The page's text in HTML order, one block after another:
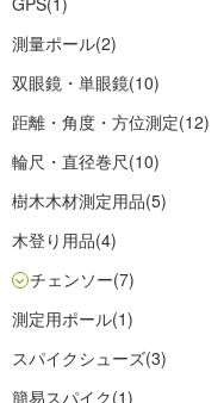
測量ポール(2)
双眼鏡・単眼鏡(10)
距離・角度・方位測定(12)
輪尺・直径巻尺(10)
樹木木材測定用品(5)
木登り用品(4)
チェンソー(7)
測定用ポール(1)
スパイクシューズ(3)
簡易スパイク(1)